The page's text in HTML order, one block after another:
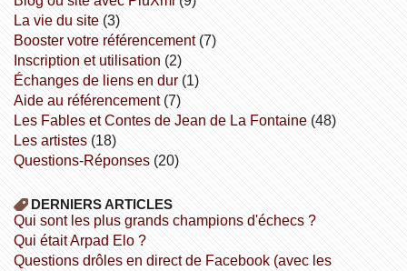
la vie du site(3)
booster votre référencement(7)
inscription et utilisation (2)
échanges de liens en dur(1)
aide au référencement(7)
Les Fables et Contes de Jean de La Fontaine(48)
Les artistes(18)
Questions-Réponses(20)
DERNIERS ARTICLES
Qui sont les plus grands champions d'échecs ?
Qui était Arpad Elo ?
Questions drôles en direct de Facebook (avec les